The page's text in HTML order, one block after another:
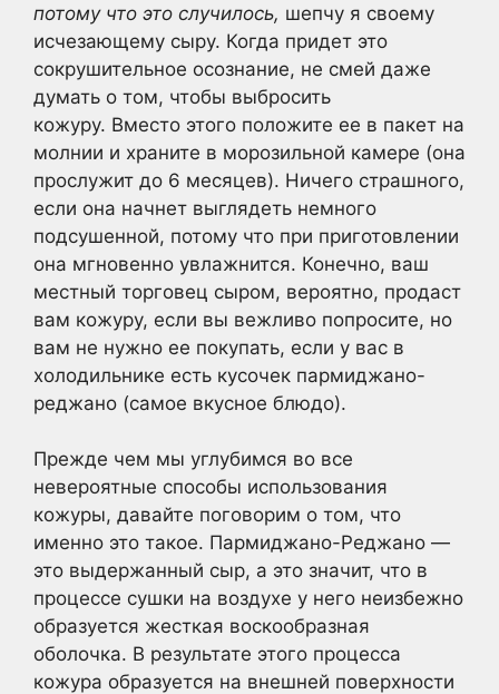
потому что это случилось, шепчу я своему
исчезающему сыру. Когда придет это
сокрушительное осознание, не смей даже
думать о том, чтобы выбросить
кожуру. Вместо этого положите ее в пакет на
молнии и храните в морозильной камере (она
прослужит до 6 месяцев). Ничего страшного,
если она начнет выглядеть немного
подсушенной, потому что при приготовлении
она мгновенно увлажнится. Конечно, ваш
местный торговец сыром, вероятно, продаст
вам кожуру, если вы вежливо попросите, но
вам не нужно ее покупать, если у вас в
холодильнике есть кусочек пармиджано-
реджано (самое вкусное блюдо).
Прежде чем мы углубимся во все
невероятные способы использования
кожуры, давайте поговорим о том, что
именно это такое. Пармиджано-Реджано —
это выдержанный сыр, а это значит, что в
процессе сушки на воздухе у него неизбежно
образуется жесткая воскообразная
оболочка. В результате этого процесса
кожура образуется на внешней поверхности